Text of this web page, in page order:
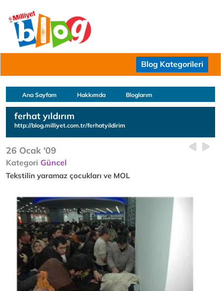
Blog Kategorileri
Ana Sayfam Hakkımda Bloglarım
ferhat yıldırım
http://blog.milliyet.com.tr/ferhatyildirim
26 Ocak '09
Kategori Güncel
Tekstilin yaramaz çocukları ve MOL